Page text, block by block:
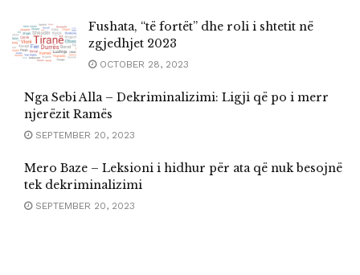
Fushata, “të fortët” dhe roli i shtetit në
zgjedhjet 2023
OCTOBER 28, 2023
Nga Sebi Alla – Dekriminalizimi: Ligji që po i merr
njerëzit Ramës
SEPTEMBER 20, 2023
Mero Baze – Leksioni i hidhur për ata që nuk besojnë
tek dekriminalizimi
SEPTEMBER 20, 2023